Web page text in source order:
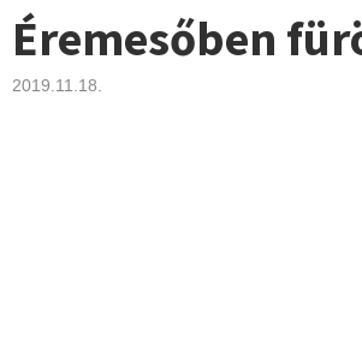
Éremesőben
2019.11.18.